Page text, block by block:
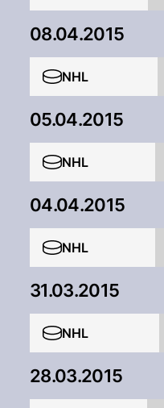
08.04.2015
NHL
05.04.2015
NHL
04.04.2015
NHL
31.03.2015
NHL
28.03.2015